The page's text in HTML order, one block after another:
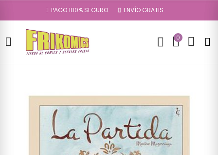
PAGO 100% SEGURO ENVÍO GRATIS
0